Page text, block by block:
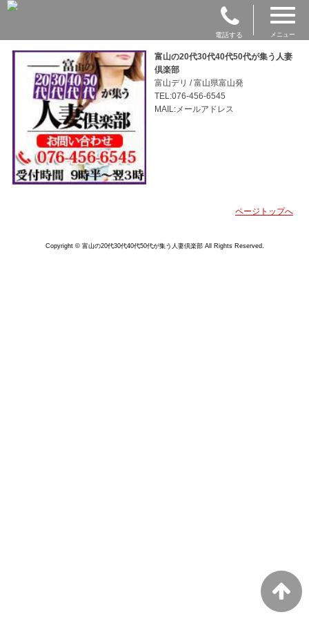
電話する メニュー
富山の20代30代40代50代が集う人妻
倶楽部
富山デリ / 富山県富山発
TEL:076-456-6545
MAIL:メールアドレス
ページトップへ
Copyright © 富山の20代30代40代50代が集う人妻倶楽部 All Rights Reserved.